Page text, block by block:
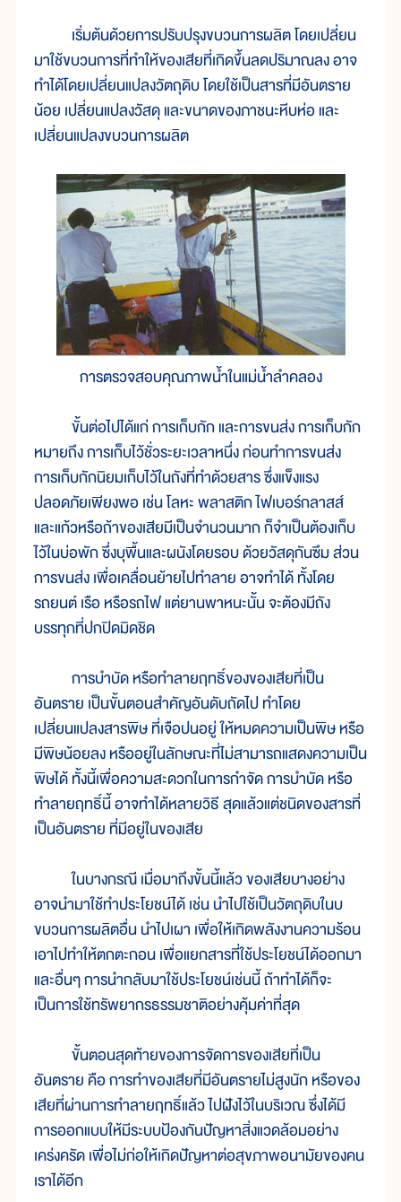
เริ่มต้นด้วยการปรับปรุงขบวนการผลิต โดยเปลี่ยน
มาใช้ขบวนการที่ทำให้ของเสียที่เกิดขึ้นลดปริมาณลง อาจ
ทำได้โดยเปลี่ยนแปลงวัตถุดิบ โดยใช้เป็นสารที่มีอันตราย
น้อย เปลี่ยนแปลงวัสดุ และขนาดของภาชนะหีบห่อ และ
เปลี่ยนแปลงขบวนการผลิต
การตรวจสอบคุณภาพน้ำในแม่น้ำลำคลอง
ขั้นต่อไปได้แก่ การเก็บกัก และการขนส่ง การเก็บกัก
หมายถึง การเก็บไว้ชั่วระยะเวลาหนึ่ง ก่อนทำการขนส่ง
การเก็บกักนิยมเก็บไว้ในถังที่ทำด้วยสาร ซึ่งแข็งแรง
ปลอดภัยเพียงพอ เช่น โลหะ พลาสติก ไฟเบอร์กลาสส์
และแก้วหรือถ้าของเสียมีเป็นจำนวนมาก ก็จำเป็นต้องเก็บ
ไว้ในบ่อพัก ซึ่งบุพื้นและผนังโดยรอบ ด้วยวัสดุกันซึม ส่วน
การขนส่ง เพื่อเคลื่อนย้ายไปทำลาย อาจทำได้ ทั้งโดย
รถยนต์ เรือ หรือรถไฟ แต่ยานพาหนะนั้น จะต้องมีถัง
บรรทุกที่ปกปิดมิดชิด
การบำบัด หรือทำลายฤทธิ์ของของเสียที่เป็น
อันตราย เป็นขั้นตอนสำคัญอันดับถัดไป ทำโดย
เปลี่ยนแปลงสารพิษ ที่เจือปนอยู่ ให้หมดความเป็นพิษ หรือ
มีพิษน้อยลง หรืออยู่ในลักษณะที่ไม่สามารถแสดงความเป็น
พิษได้ ทั้งนี้เพื่อความสะดวกในการกำจัด การบำบัด หรือ
ทำลายฤทธิ์นี้ อาจทำได้หลายวิธี สุดแล้วแต่ชนิดของสารที่
เป็นอันตราย ที่มีอยู่ในของเสีย
ในบางกรณี เมื่อมาถึงขั้นนี้แล้ว ของเสียบางอย่าง
อาจนำมาใช้ทำประโยชน์ได้ เช่น นำไปใช้เป็นวัตถุดิบในบ
ขบวนการผลิตอื่น นำไปเผา เพื่อให้เกิดพลังงานความร้อน
เอาไปทำให้ตกตะกอน เพื่อแยกสารที่ใช้ประโยชน์ได้ออกมา
และอื่นๆ การนำกลับมาใช้ประโยชน์เช่นนี้ ถ้าทำได้ก็จะ
เป็นการใช้ทรัพยากรธรรมชาติอย่างคุ้มค่าที่สุด
ขั้นตอนสุดท้ายของการจัดการของเสียที่เป็น
อันตราย คือ การทำของเสียที่มีอันตรายไม่สูงนัก หรือของ
เสียที่ผ่านการทำลายฤทธิ์แล้ว ไปฝังไว้ในบริเวณ ซึ่งได้มี
การออกแบบให้มีระบบป้องกันปัญหาสิ่งแวดล้อมอย่าง
เคร่งครัด เพื่อไม่ก่อให้เกิดปัญหาต่อสุขภาพอนามัยของคน
เราได้อีก